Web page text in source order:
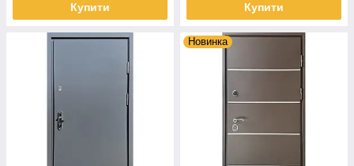
Купити Купити
Новинка